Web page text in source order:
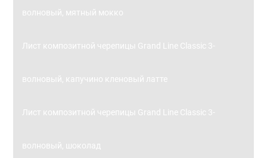
волновый, мятный мокко
Лист композитной черепицы Grand Line Classic 3-
волновый, капучино кленовый латте
Лист композитной черепицы Grand Line Classic 3-
волновый, шоколад